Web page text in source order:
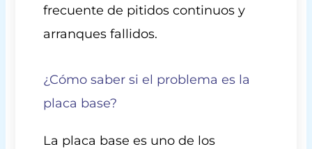
frecuente de pitidos continuos y
arranques fallidos.
¿Cómo saber si el problema es la
placa base?
La placa base es uno de los